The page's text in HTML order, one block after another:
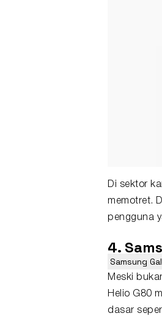
Di sektor
memotret.
pengguna
4.
Samsung
Meski
Helio G80
dasar